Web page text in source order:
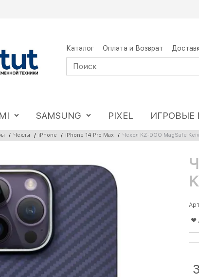
Каталог Оплата и Возврат
SAMSUNG PIXEL ИГРОВЫЕ
/ Чехлы / iPhone / iPhone 14 Pro Max / Чехол KZ-DOO MagSafe